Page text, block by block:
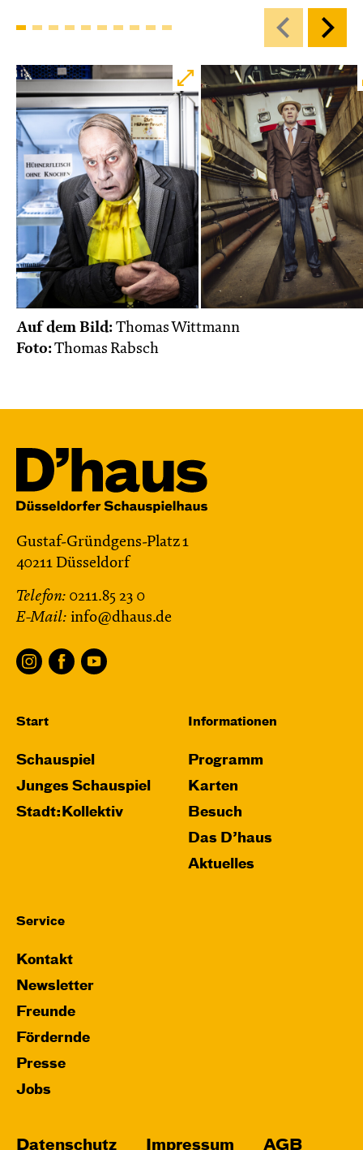
Auf dem Bild: Thomas Wittmann
Foto:Thomas Rabsch
Gustaf-Gründgens-Platz 1
40211 Düsseldorf
Telefon: 0211.85 23 0
E-Mail: info@dhaus.de
Start
Schauspiel
Junges Schauspiel
Stadt:Kollektiv
Informationen
Programm
Karten
Besuch
Das D’haus
Aktuelles
Service
Kontakt
Newsletter
Freunde
Fördernde
Presse
Jobs
Datenschutz Impressum AGB